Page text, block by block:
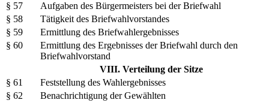
§ 57
Aufgaben des Bürgermeisters bei der Briefwahl
§ 58
Tätigkeit des Briefwahlvorstandes
§ 59
Ermittlung des Briefwahlergebnisses
§ 60
Ermittlung des Ergebnisses der Briefwahl durch den
Briefwahlvorstand
VIII. Verteilung der Sitze
§ 61
Feststellung des Wahlergebnisses
§ 62
Benachrichtigung der Gewählten